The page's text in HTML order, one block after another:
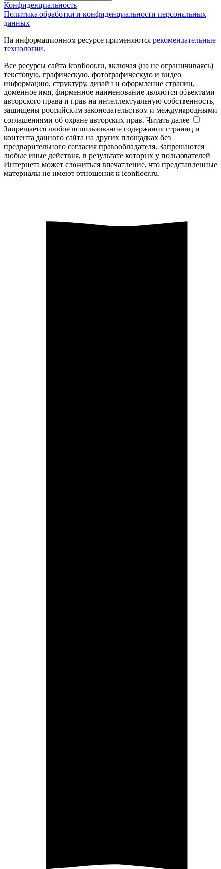
Конфиденциальность
Политика обработки и конфиденциальности персональных
данных
На информационном ресурсе применяются рекомендательные
технологии.
Все ресурсы сайта iconfloor.ru, включая (но не ограничиваясь)
текстовую, графическую, фотографическую и видео
информацию, структуру, дизайн и оформление страниц,
доменное имя, фирменное наименование являются объектами
авторского права и прав на интеллектуальную собственность,
защищены российским законодательством и международными
соглашениями об охране авторских прав. Читать далее
Запрещается любое использование содержания страниц и
контента данного сайта на других площадках без
предварительного согласия правообладателя. Запрещаются
любые иные действия, в результате которых у пользователей
Интернета может сложиться впечатление, что представленные
материалы не имеют отношения к iconfloor.ru.